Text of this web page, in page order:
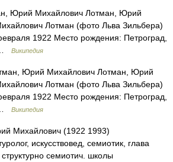
Юрий Михайлович Лотман, Юрий
Лотман (фото Льва Зильбера)
1922 Место рождения: Петроград,
Википедия
Юрий Михайлович Лотман, Юрий
Лотман (фото Льва Зильбера)
1922 Место рождения: Петроград,
Википедия
(1922 1993)
искусствовед, семиотик, глава
структурно семиотич. школы